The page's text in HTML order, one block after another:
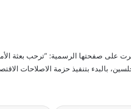
على صفحتها الرسمية: “ترحب بعثة
بالبدء بتنفيذ حزمة الاصلاحات